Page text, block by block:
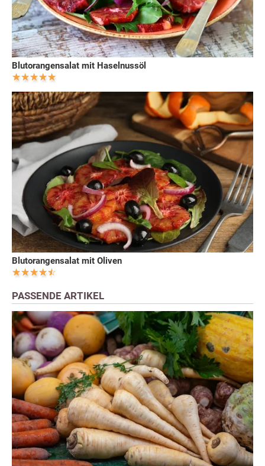
Blutorangensalat mit Haselnussöl
Blutorangensalat mit Oliven
PASSENDE ARTIKEL